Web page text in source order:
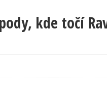
kde točí